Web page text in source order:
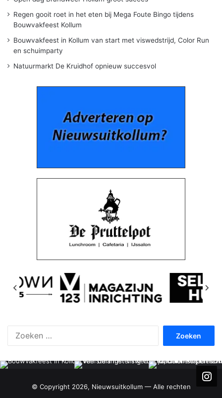
Regen gooit roet in het eten bij Mega Foute Bingo tijdens
Bouwvakfeest Kollum
Bouwvakfeest in Kollum van start met viswedstrijd, Color Run
en schuimparty
Natuurmarkt De Kruidhof opnieuw succesvol
© Copyright 2026, Nieuwsuitkollum — Alle rechten